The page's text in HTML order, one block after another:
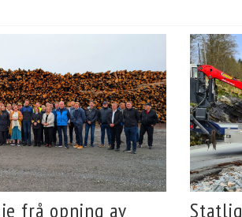
frå opning av